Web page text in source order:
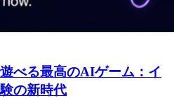
べる最高のAIゲーム：イ
の新時代